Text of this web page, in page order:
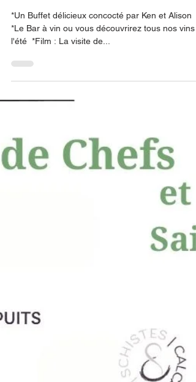
étoiles !
*Un Buffet délicieux concocté par Ken et Alison ​
l'été ​ *Film : La visite de...